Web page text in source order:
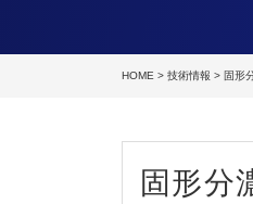
HOME > 技術情報 > 固形
固形分